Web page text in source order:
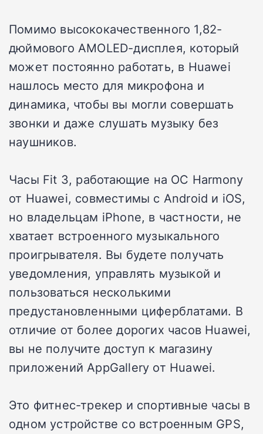
Помимо высококачественного 1,82-
дюймового AMOLED-дисплея, который
может постоянно работать, в Huawei
нашлось место для микрофона и
динамика, чтобы вы могли совершать
звонки и даже слушать музыку без
наушников.
Часы Fit 3, работающие на ОС Harmony
от Huawei, совместимы с Android и iOS,
но владельцам iPhone, в частности, не
хватает встроенного музыкального
проигрывателя. Вы будете получать
уведомления, управлять музыкой и
пользоваться несколькими
предустановленными циферблатами. В
отличие от более дорогих часов Huawei,
вы не получите доступ к магазину
приложений AppGallery от Huawei.
Это фитнес-трекер и спортивные часы в
одном устройстве со встроенным GPS,